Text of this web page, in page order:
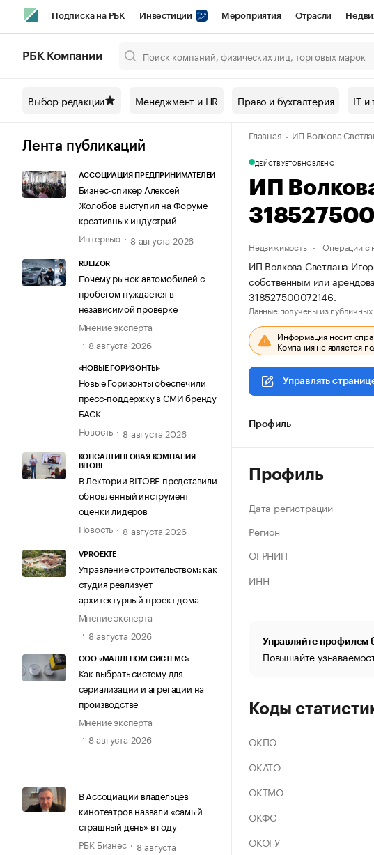
Подписка на РБК Инвестиции Мероприятия Отрасли
Спецпроекты СПб Конференции СПб Спецпроекты Проверка
Технологии и медиа Рынок наличной валюты
РБК Компании
Выбор редакции Менеджмент и HR Право и бухгалтерия IT и
Лента публикаций
АССОЦИАЦИЯ ПРЕДПРИНИМАТЕЛЕЙ
Бизнес-спикер Алексей
Жолобов выступил на Форуме
креативных индустрий
Интервью
8 августа 2026
RULIZOR
Почему рынок автомобилей с
пробегом нуждается в
независимой проверке
Мнение эксперта
8 августа 2026
«НОВЫЕ ГОРИЗОНТЫ»
Новые Горизонты обеспечили
пресс-поддержку в СМИ бренду
БАСК
Новость
8 августа 2026
КОНСАЛТИНГОВАЯ КОМПАНИЯ
BITOBE
В Лектории BITOBE представили
обновленный инструмент
оценки лидеров
Новость
8 августа 2026
VPROEKTE
Управление строительством: как
студия реализует
архитектурный проект дома
Мнение эксперта
8 августа 2026
ООО «МАЛЛЕНОМ СИСТЕМС»
Как выбрать систему для
сериализации и агрегации на
производстве
Мнение эксперта
8 августа 2026
В Ассоциации владельцев
кинотеатров назвали «самый
страшный день» в году
РБК Бизнес
8 августа
Главная ИП Волкова
ДЕЙСТВУЕТОБНОВЛЕНО
ИП
Недвижимость Операции с
ИП Волкова Светлана
собственным или
318527500072146.
Данные получены из
Информация носит
Компания не является
Управлять
Профиль
Профиль
Дата регистрации
Регион
ОГРНИП
ИНН
Управляйте профилем
Повышайте
Коды
ОКПО
ОКАТО
ОКТМО
ОКФС
ОКОГУ